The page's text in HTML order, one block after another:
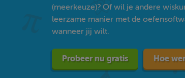
(meerkeuze)? Of wil je andere
leerzame manier met de
wanneer jij wilt.
Probeer nu gratis Hoe